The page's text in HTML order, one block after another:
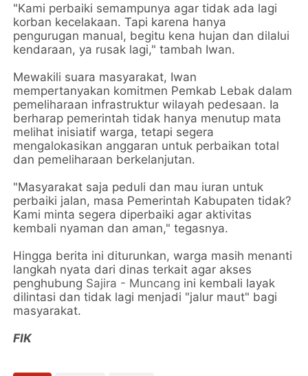
"Kami perbaiki semampunya agar tidak ada lagi
korban kecelakaan. Tapi karena hanya
pengurugan manual, begitu kena hujan dan dilalui
kendaraan, ya rusak lagi," tambah Iwan.
Mewakili suara masyarakat, Iwan
mempertanyakan komitmen Pemkab Lebak dalam
pemeliharaan infrastruktur wilayah pedesaan. Ia
berharap pemerintah tidak hanya menutup mata
melihat inisiatif warga, tetapi segera
mengalokasikan anggaran untuk perbaikan total
dan pemeliharaan berkelanjutan.
"Masyarakat saja peduli dan mau iuran untuk
perbaiki jalan, masa Pemerintah Kabupaten tidak?
Kami minta segera diperbaiki agar aktivitas
kembali nyaman dan aman," tegasnya.
Hingga berita ini diturunkan, warga masih menanti
langkah nyata dari dinas terkait agar akses
penghubung Sajira - Muncang ini kembali layak
dilintasi dan tidak lagi menjadi "jalur maut" bagi
masyarakat.
FIK